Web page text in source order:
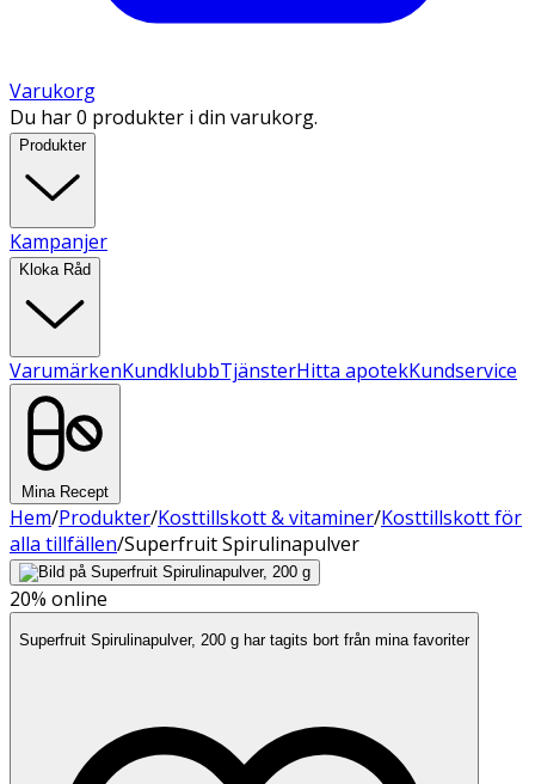
Varukorg
Du har 0 produkter i din varukorg.
Produkter
Kampanjer
Kloka Råd
VarumärkenKundklubbTjänsterHitta apotekKundservice
Mina Recept
Hem/Produkter/Kosttillskott & vitaminer/Kosttillskott för
alla tillfällen/Superfruit Spirulinapulver
20% online
Superfruit Spirulinapulver, 200 g har tagits bort från mina favoriter